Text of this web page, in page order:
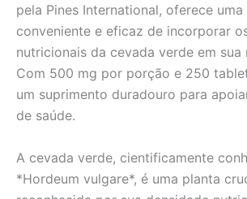
pela Pines International, oferece uma
conveniente e eficaz de incorporar
nutricionais da cevada verde em sua
Com 500 mg por porção e 250
um suprimento duradouro para
de saúde.
A cevada verde, cientificamente
*Hordeum vulgare*, é uma planta